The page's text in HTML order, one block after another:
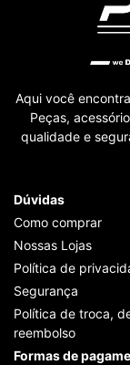
Aqui você
Peças,
qualidade e
Dúvidas
Como comprar
Nossas Lojas
Política de
Segurança
Política de troca,
reembolso
Formas de